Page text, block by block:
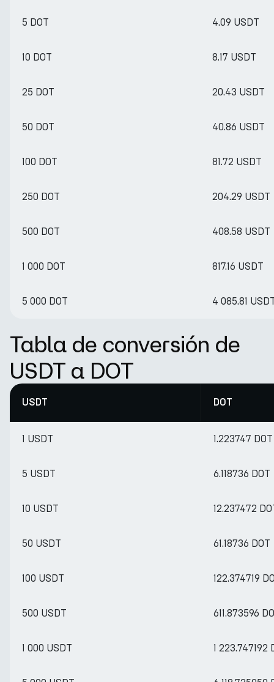
5 DOT 4.09 USDT
10 DOT 8.17 USDT
25 DOT 20.43 USDT
50 DOT 40.86 USDT
100 DOT 81.72 USDT
250 DOT 204.29 USDT
500 DOT 408.58 USDT
1 000 DOT 817.16 USDT
5 000 DOT 4 085.81
Tabla de conversión de
USDT a DOT
USDT DOT
1 USDT 1.223747 DOT
5 USDT 6.118736 DOT
10 USDT 12.237472
50 USDT 61.18736 DOT
100 USDT 122.374719
500 USDT 611.873596
1 000 USDT 1 223.747192